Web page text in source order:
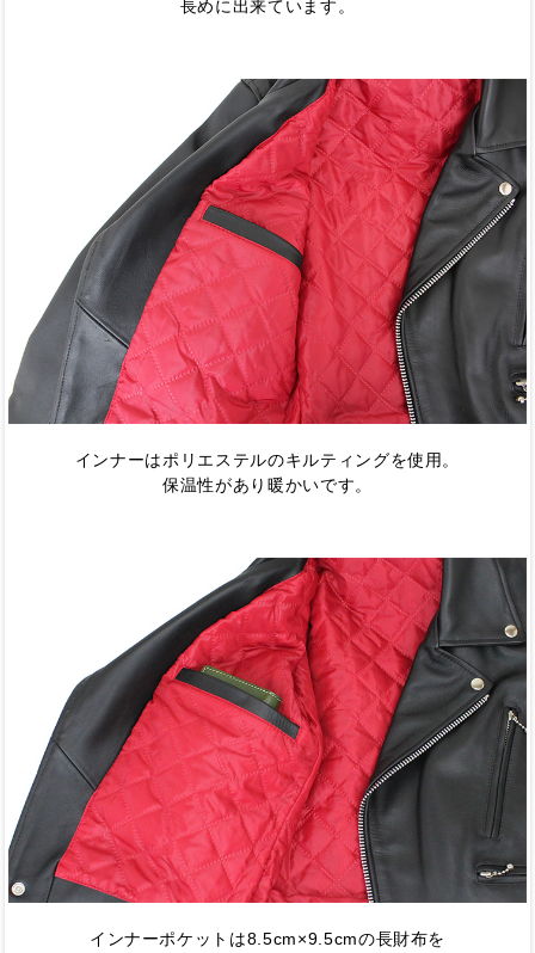
長めに出来ています。
インナーはポリエステルのキルティングを使用。
保温性があり暖かいです。
インナーポケットは8.5cm×9.5cmの長財布を